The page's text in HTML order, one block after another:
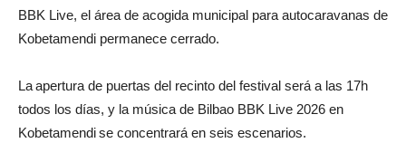
BBK Live, el área de acogida municipal para autocaravanas de
Kobetamendi permanece cerrado.
La apertura de puertas del recinto del festival será a las 17h
todos los días, y la música de Bilbao BBK Live 2026 en
Kobetamendi se concentrará en seis escenarios.